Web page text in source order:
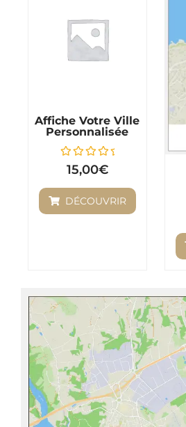
Affiche Votre Ville
Personnalisée
Note
15,00€
DÉCOUVRIR